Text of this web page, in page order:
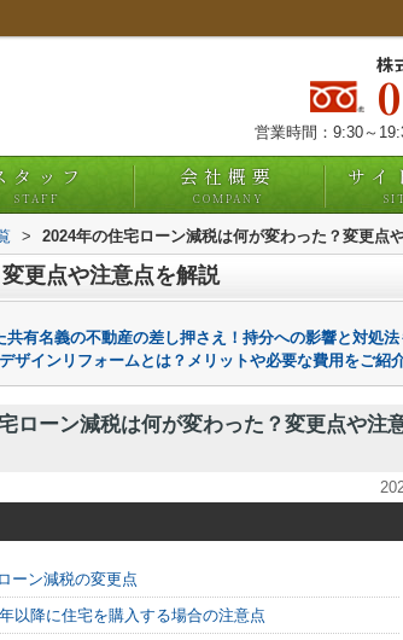
株
営業時間：9:30～
タッフ
STAFF
会社概要
COMPANY
サイ
> 2024年の住宅ローン減税は何が変わった？変更点
更点や注意点を解説
有名義の不動産の差し押さえ！持分への影響と対処
ザインリフォームとは？メリットや必要な費用をご紹
ローン減税は何が変わった？変更点や注
ーン減税の変更点
以降に住宅を購入する場合の注意点